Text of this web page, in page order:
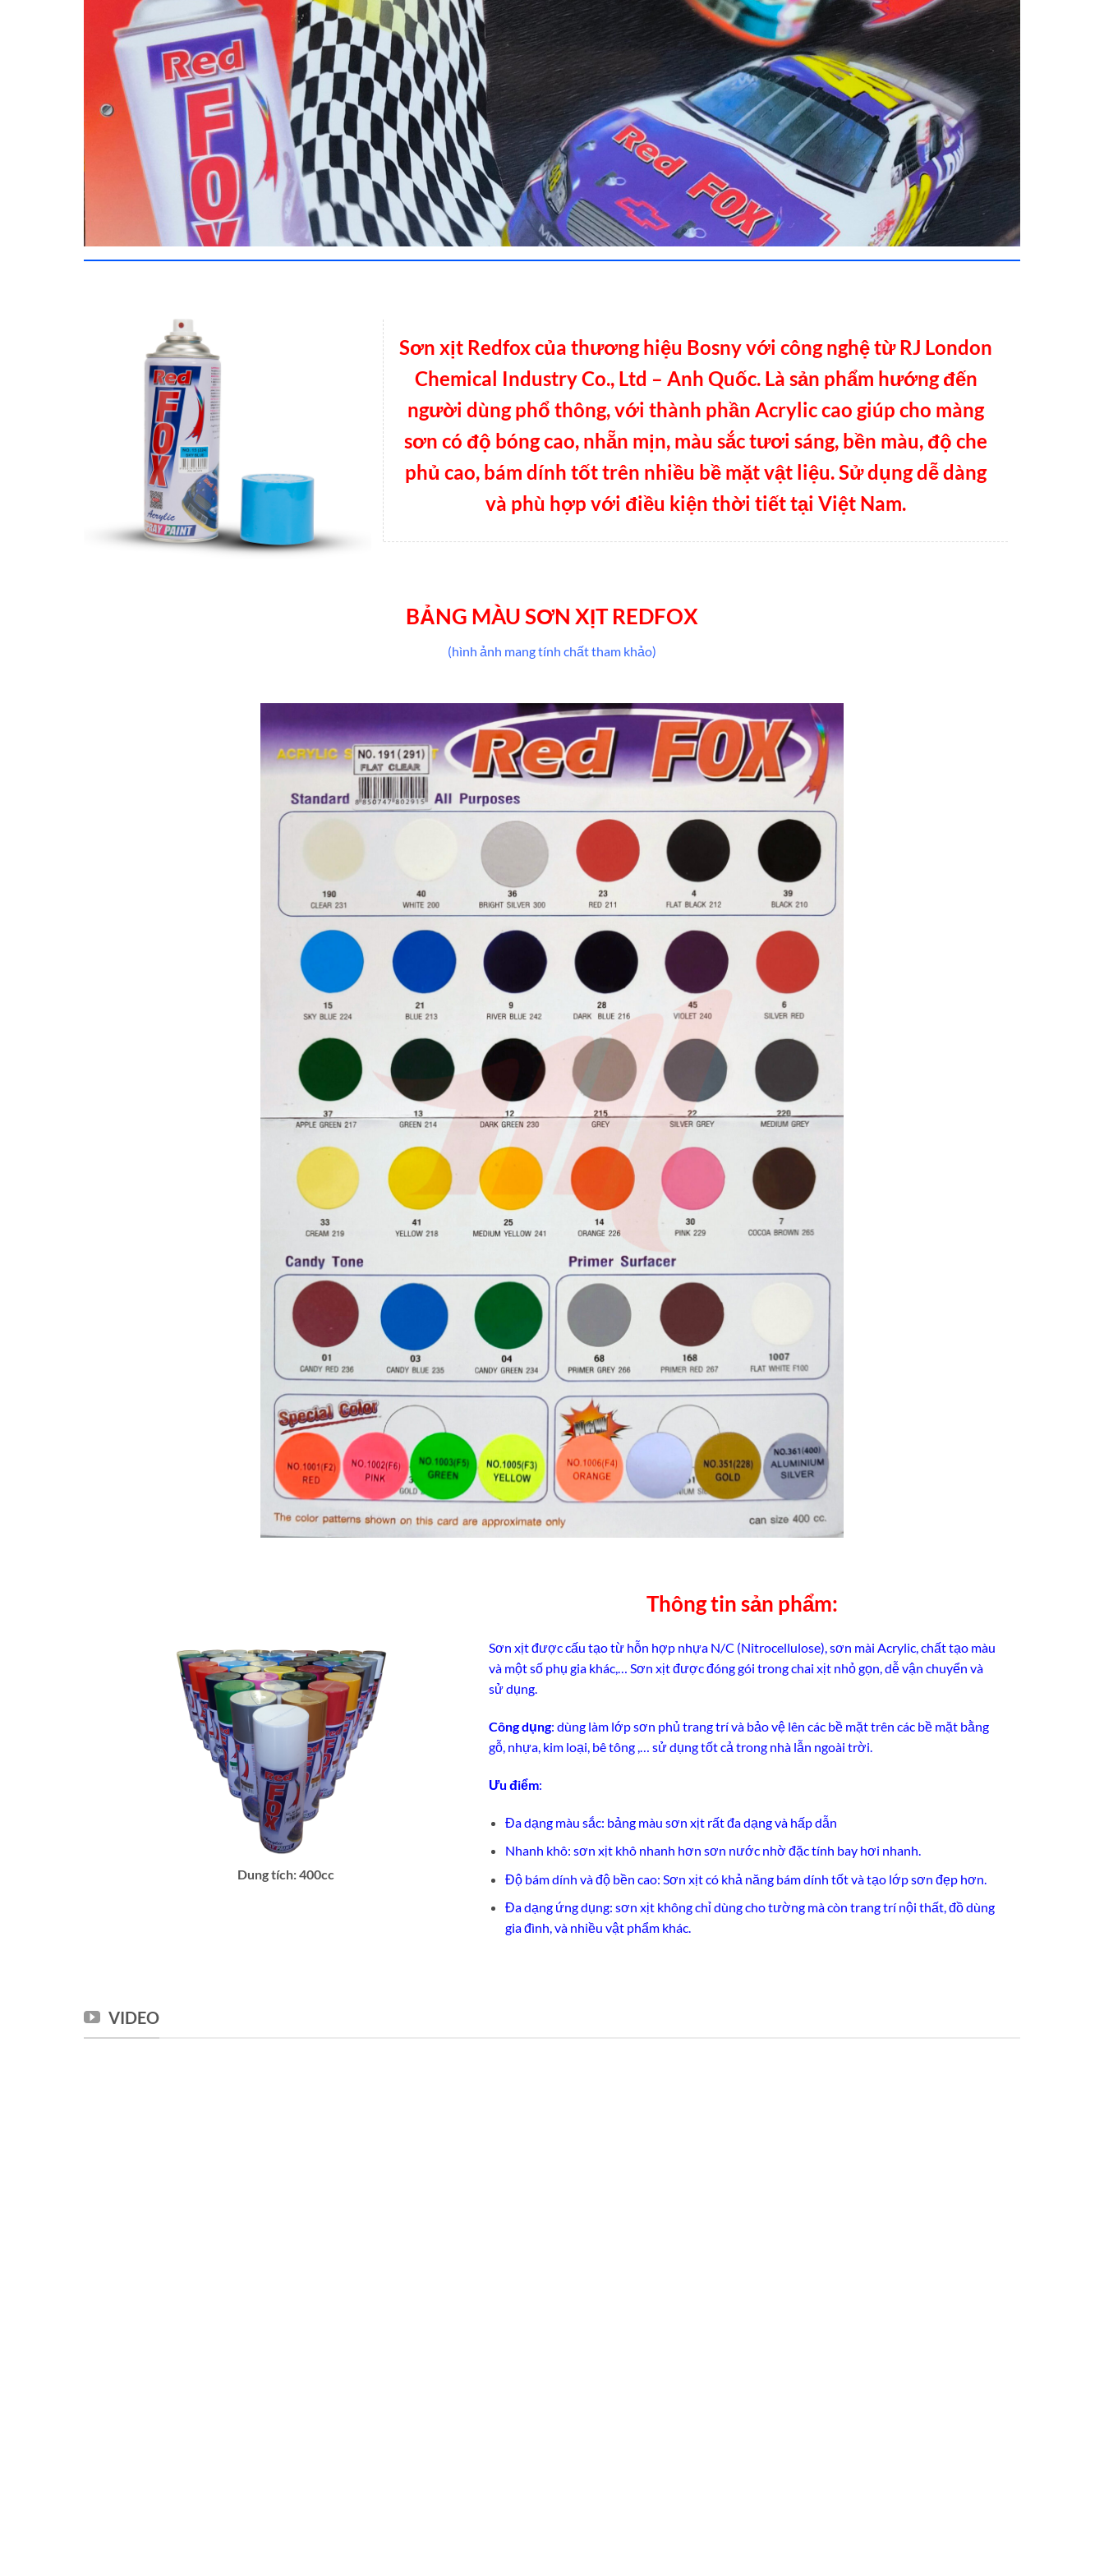
Sơn xịt Redfox của thương hiệu Bosny với công nghệ từ RJ London
Chemical Industry Co., Ltd – Anh Quốc. Là sản phẩm hướng đến
người dùng phổ thông, với thành phần Acrylic cao giúp cho màng
sơn có độ bóng cao, nhẵn mịn, màu sắc tươi sáng, bền màu, độ che
phủ cao, bám dính tốt trên nhiều bề mặt vật liệu. Sử dụng dễ dàng
và phù hợp với điều kiện thời tiết tại Việt Nam.
BẢNG MÀU SƠN XỊT REDFOX
(hình ảnh mang tính chất tham khảo)
Dung tích: 400cc
Thông tin sản phẩm:
Sơn xịt được cấu tạo từ hỗn hợp nhựa N/C (Nitrocellulose), sơn mài Acrylic, chất tạo màu
và một số phụ gia khác,… Sơn xịt được đóng gói trong chai xịt nhỏ gọn, dễ vận chuyển và
sử dụng.
Công dụng: dùng làm lớp sơn phủ trang trí và bảo vệ lên các bề mặt trên các bề mặt bằng
gỗ, nhựa, kim loại, bê tông ,… sử dụng tốt cả trong nhà lẫn ngoài trời.
Ưu điểm:
Đa dạng màu sắc: bảng màu sơn xịt rất đa dạng và hấp dẫn
Nhanh khô: sơn xịt khô nhanh hơn sơn nước nhờ đặc tính bay hơi nhanh.
Độ bám dính và độ bền cao: Sơn xịt có khả năng bám dính tốt và tạo lớp sơn đẹp hơn.
Đa dạng ứng dụng: sơn xịt không chỉ dùng cho tường mà còn trang trí nội thất, đồ dùng
gia đình, và nhiều vật phẩm khác.
VIDEO